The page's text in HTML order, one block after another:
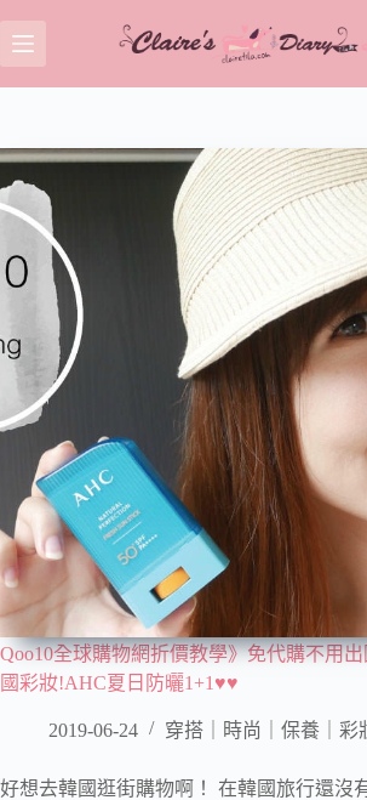
至
主
容
Qoo10全球購物網折價教學》免代購不用
國彩妝!AHC夏日防曬1+1♥♥
2019-06-24 穿搭｜時尚｜保養｜彩
好想去韓國逛街購物啊！ 在韓國旅行還沒